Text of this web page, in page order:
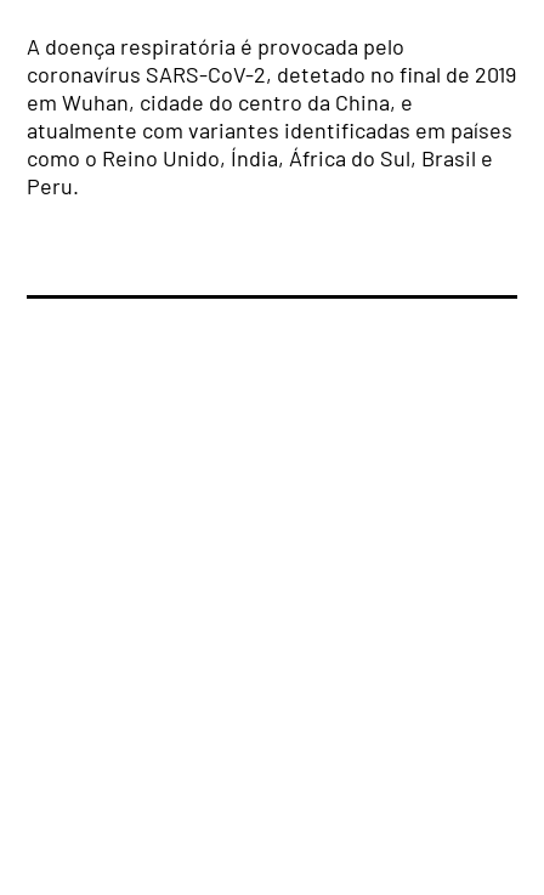
A doença respiratória é provocada pelo
coronavírus SARS-CoV-2, detetado no final de 2019
em Wuhan, cidade do centro da China, e
atualmente com variantes identificadas em países
como o Reino Unido, Índia, África do Sul, Brasil e
Peru.